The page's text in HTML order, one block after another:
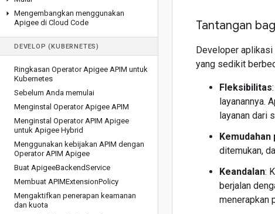
Mengembangkan menggunakan
Apigee di Cloud Code
DEVELOP (KUBERNETES)
Ringkasan Operator Apigee APIM untuk
Kubernetes
Sebelum Anda memulai
Menginstal Operator Apigee APIM
Menginstal Operator APIM Apigee
untuk Apigee Hybrid
Menggunakan kebijakan APIM dengan
Operator APIM Apigee
Buat ApigeeBackendService
Membuat APIMExtensionPolicy
Mengaktifkan penerapan keamanan
dan kuota
Tantangan
Developer aplikasi
yang sedikit
Fleksibilitas
layanannya.
layanan dari
Kemudahan
ditemukan,
Keandalan:
berjalan
menerapkan